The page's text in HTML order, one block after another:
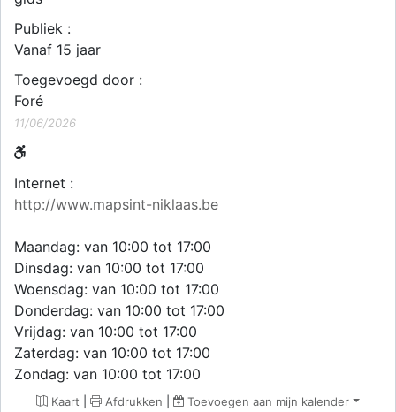
Publiek :
Vanaf 15 jaar
Toegevoegd door :
Foré
11/06/2026
Internet :
http://www.mapsint-niklaas.be
Maandag: van 10:00 tot 17:00
Dinsdag: van 10:00 tot 17:00
Woensdag: van 10:00 tot 17:00
Donderdag: van 10:00 tot 17:00
Vrijdag: van 10:00 tot 17:00
Zaterdag: van 10:00 tot 17:00
Zondag: van 10:00 tot 17:00
Kaart | Afdrukken | Toevoegen aan mijn kalender